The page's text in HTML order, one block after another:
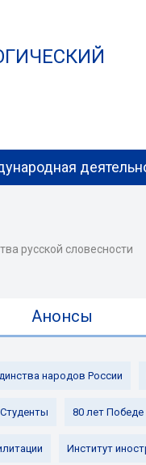
русской словесности
Анонсы
народов России
Студенты 80 лет Победе
Институт